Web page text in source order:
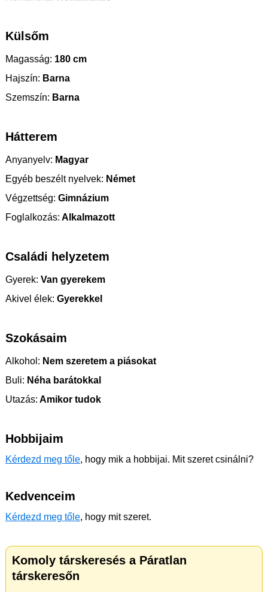
Külsőm
Magasság: 180 cm
Hajszín: Barna
Szemszín: Barna
Hátterem
Anyanyelv: Magyar
Egyéb beszélt nyelvek: Német
Végzettség: Gimnázium
Foglalkozás: Alkalmazott
Családi helyzetem
Gyerek: Van gyerekem
Akivel élek: Gyerekkel
Szokásaim
Alkohol: Nem szeretem a piásokat
Buli: Néha barátokkal
Utazás: Amikor tudok
Hobbijaim
Kérdezd meg tőle, hogy mik a hobbijai. Mit szeret csinálni?
Kedvenceim
Kérdezd meg tőle, hogy mit szeret.
Komoly társkeresés a Páratlan
társkeresőn